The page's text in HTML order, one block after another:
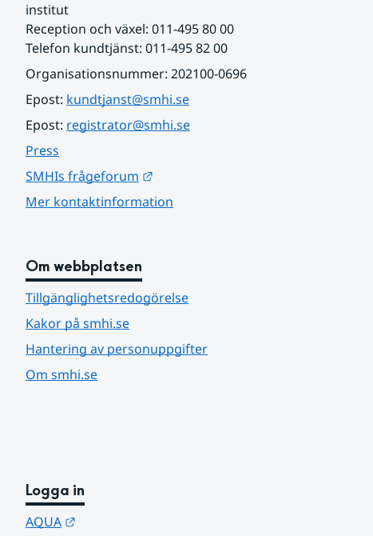
institut
Reception och växel: 011-495 80 00
Telefon kundtjänst: 011-495 82 00
Organisationsnummer: 202100-0696
Epost: kundtjanst@smhi.se
Epost: registrator@smhi.se
Press
SMHIs frågeforum
Mer kontaktinformation
Om webbplatsen
Tillgänglighetsredogörelse
Kakor på smhi.se
Hantering av personuppgifter
Om smhi.se
Logga in
AQUA